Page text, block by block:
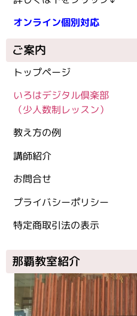
オンライン個別対応
ご案内
トップページ
いろはデジタル倶楽部
（少人数制レッスン）
教え方の例
講師紹介
お問合せ
プライバシーポリシー
特定商取引法の表示
那覇教室紹介